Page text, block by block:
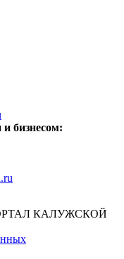
и бизнесом:
КАЛУЖСКОЙ